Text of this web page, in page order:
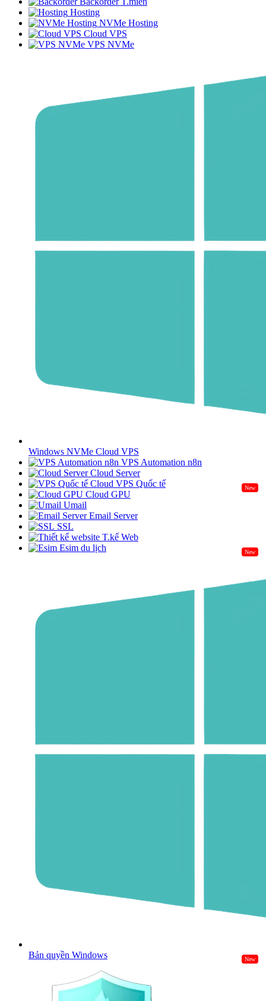
Hosting
NVMe Hosting
Cloud VPS
VPS NVMe
Windows NVMe Cloud VPS
VPS Automation n8n
Cloud Server
Cloud VPS Quốc tế
New
Cloud GPU
Umail
Email Server
SSL
T.kế Web
Esim du lịch
New
Bản quyền Windows New